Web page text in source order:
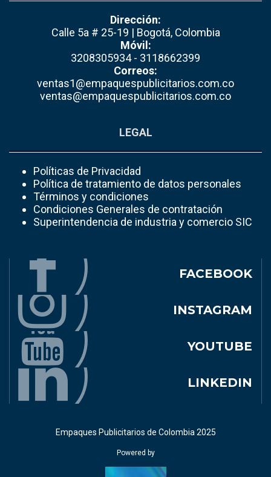
Dirección:
Calle 5a # 25-19 | Bogotá, Colombia
Móvil:
3208305934 - 3118662399
Correos:
ventas1@empaquespublicitarios.com.co
ventas@empaquespublicitarios.com.co
LEGAL
Políticas de Privacidad
Política de tratamiento de datos personales
Términos y condiciones
Condiciones Generales de contratación
Superintendencia de industria y comercio SIC
FACEBOOK
INSTAGRAM
YOUTUBE
LINKEDIN
Empaques Publicitarios de Colombia 2025
Powered by